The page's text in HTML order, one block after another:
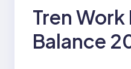
Tren Work
Balance